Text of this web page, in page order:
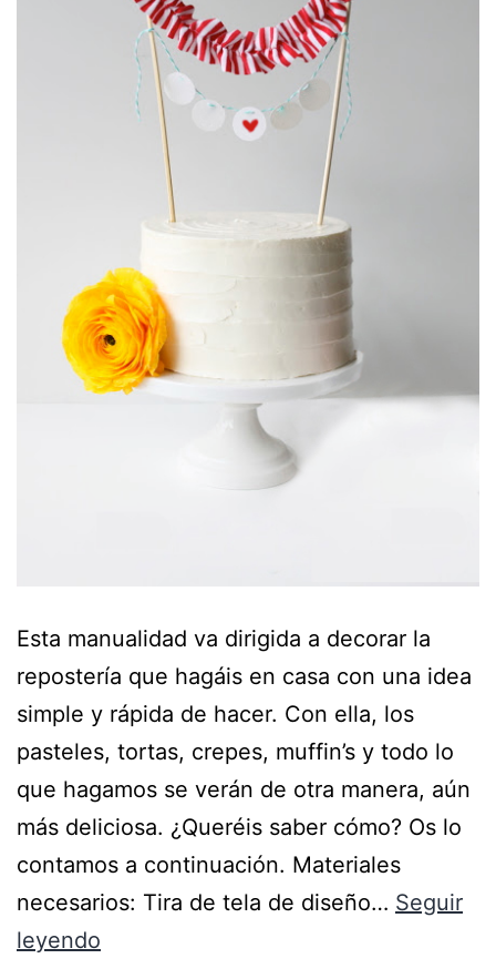
Esta manualidad va dirigida a decorar la
repostería que hagáis en casa con una idea
simple y rápida de hacer. Con ella, los
pasteles, tortas, crepes, muffin’s y todo lo
que hagamos se verán de otra manera, aún
más deliciosa. ¿Queréis saber cómo? Os lo
contamos a continuación. Materiales
necesarios: Tira de tela de diseño… Seguir
leyendo